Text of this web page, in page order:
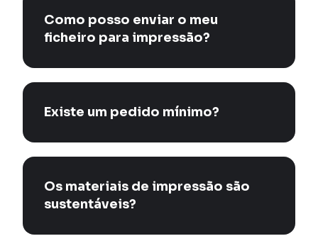
Como posso enviar o meu
ficheiro para impressão?
Existe um pedido mínimo?
Os materiais de impressão são
sustentáveis?